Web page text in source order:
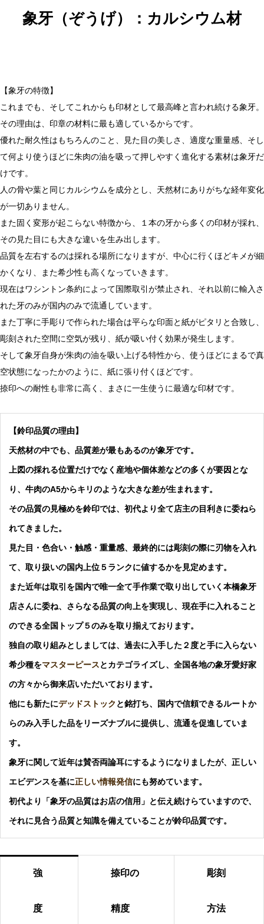
法に気を遣う必要のない金属チタン。ざらつきのあるセンチ
指紋が付くことがありますが、メガネ拭き等で拭けば落ちま
す。レザーも剥がれや痛みなどが発生した場合は、メンテナ
ンス可能です。
象牙（ぞうげ）：カルシウム材
【象牙の特徴】
これまでも、そしてこれからも印材として最高峰と言われ続ける象牙。
その理由は、印章の材料に最も適しているからです。
優れた耐久性はもちろんのこと、見た目の美しさ、適度な重量感、そし
て何より使うほどに朱肉の油を吸って押しやすく進化する素材は象牙だ
けです。
人の骨や葉と同じカルシウムを成分とし、天然材にありがちな経年変化
が一切ありません。
また固く変形が起こらない特徴から、１本の牙から多くの印材が採れ、
その見た目にも大きな違いを生み出します。
品質を左右するのは採れる場所になりますが、中心に行くほどキメが細
かくなり、また希少性も高くなっていきます。
現在はワシントン条約によって国際取引が禁止され、それ以前に輸入さ
れた牙のみが国内のみで流通しています。
また丁寧に手彫りで作られた場合は平らな印面と紙がピタリと合致し、
彫刻された空間に空気が残り、紙が吸い付く効果が発生します。
そして象牙自身が朱肉の油を吸い上げる特性から、使うほどにまるで真
空状態になったかのように、紙に張り付くほどです。
捺印への耐性も非常に高く、まさに一生使うに最適な印材です。
【鈴印品質の理由】
天然材の中でも、品質差が最もあるのが象牙です。
上図の採れる位置だけでなく産地や個体差などの多くが要因とな
り、牛肉のA5からキリのような大きな差が生まれます。
その品質の見極めを鈴印では、初代より全て店主の目利きに委ねら
れてきました。
見た目・色合い・触感・重量感、最終的には彫刻の際に刃物を入れ
て、取り扱いの国内上位５ランクに値するかを見定めます。
また近年は取引を国内で唯一全て手作業で取り出していく本橋象牙
店さんに委ね、さらなる品質の向上を実現し、現在手に入れること
のできる全国トップ５のみを取り揃えております。
独自の取り組みとしましては、過去に入手した２度と手に入らない
希少種をマスターピースとカテゴライズし、全国各地の象牙愛好家
の方々から御来店いただいております。
他にも新たにデッドストック と銘打ち、国内で信頼できるルートか
らのみ入手した品をリーズナブルに提供し、流通を促進していま
す。
象牙に関して近年は賛否両論耳にするようになりましたが、正しい
エビデンスを基に正しい情報発信にも努めています。
初代より「象牙の品質はお店の信用」と伝え続けらていますので、
それに見合う品質と知識を備えていることが鈴印品質です。
強
度
捺印の
精度
彫刻
方法